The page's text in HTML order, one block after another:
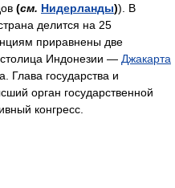
(см. Нидерланды)). В
делится на 25
приравнены две
Индонезии — Джакарта
Глава государства и
орган государственной
конгресс.